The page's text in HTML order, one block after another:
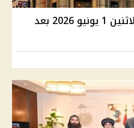
البنوك تستأنف عملها غدًا الاثنين 1 يونيو 2026 بعد